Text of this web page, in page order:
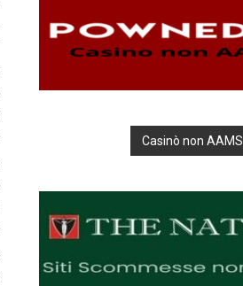
Casinò non AAMS